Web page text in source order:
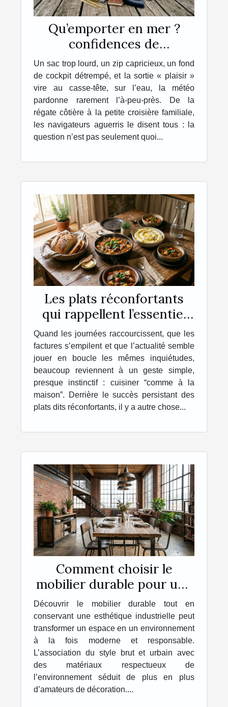
Qu’emporter en mer ?
confidences de
navigateurs sur leur sac
idéal
Un sac trop lourd, un zip capricieux, un fond
de cockpit détrempé, et la sortie « plaisir »
vire au casse-tête, sur l’eau, la météo
pardonne rarement l’à-peu-près. De la
régate côtière à la petite croisière familiale,
les navigateurs aguerris le disent tous : la
question n’est pas seulement quoi...
Les plats réconfortants
qui rappellent l’essentiel
chez soi
Quand les journées raccourcissent, que les
factures s’empilent et que l’actualité semble
jouer en boucle les mêmes inquiétudes,
beaucoup reviennent à un geste simple,
presque instinctif : cuisiner “comme à la
maison”. Derrière le succès persistant des
plats dits réconfortants, il y a autre chose...
Comment choisir le
mobilier durable pour une
esthétique industrielle ?
Découvrir le mobilier durable tout en
conservant une esthétique industrielle peut
transformer un espace en un environnement
à la fois moderne et responsable.
L’association du style brut et urbain avec
des matériaux respectueux de
l’environnement séduit de plus en plus
d’amateurs de décoration....